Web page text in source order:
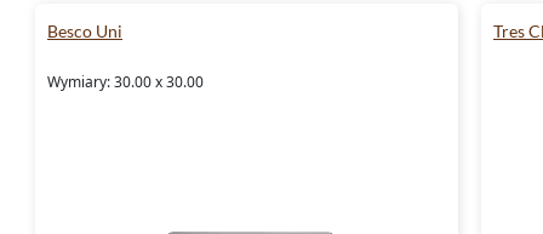
Besco Uni
Wymiary: 30.00 x 30.00
Tres